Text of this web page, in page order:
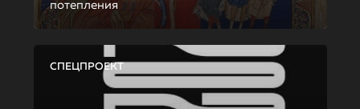
потепления
СПЕЦПРОЕКТ